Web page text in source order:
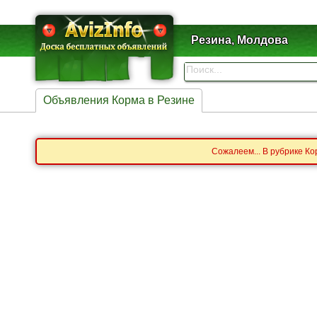
Резина, Молдова
Объявления Корма в Резине
Сожалеем... В рубрике